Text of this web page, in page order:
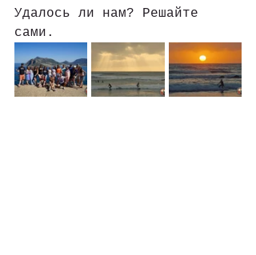
Удалось ли нам? Решайте
сами.